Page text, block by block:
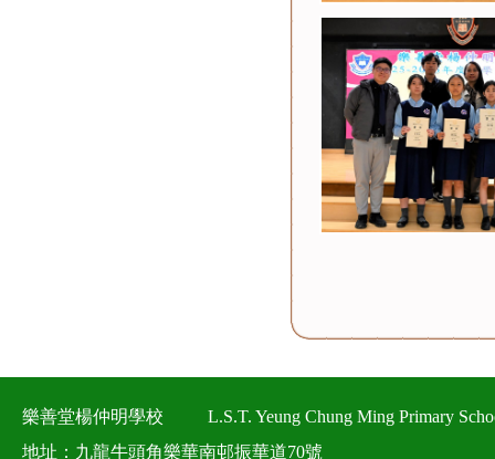
樂善堂楊仲明學校
L.S.T. Yeung Chung Ming Primary
地址：九龍牛頭角樂華南邨振華道70號